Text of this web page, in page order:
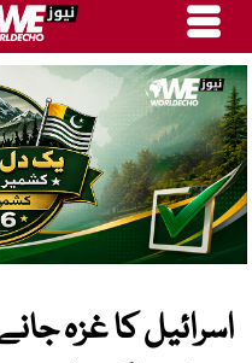
اسرائیل کا غزہ